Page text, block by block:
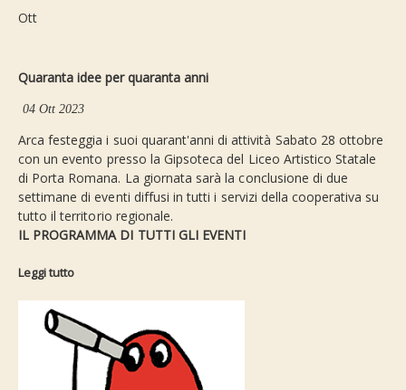
Ott
Quaranta idee per quaranta anni
04 Ott 2023
Arca festeggia i suoi quarant'anni di attività Sabato 28 ottobre
con un evento presso la Gipsoteca del Liceo Artistico Statale
di Porta Romana. La giornata sarà la conclusione di due
settimane di eventi diffusi in tutti i servizi della cooperativa su
tutto il territorio regionale.
IL PROGRAMMA DI TUTTI GLI EVENTI
Leggi tutto